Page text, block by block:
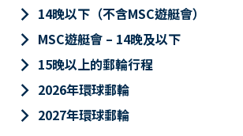
keyboard_arrow_right 14晚以下（不含MSC遊艇會）
keyboard_arrow_right MSC遊艇會 – 14晚及以下
keyboard_arrow_right 15晚以上的郵輪行程
keyboard_arrow_right 2026年環球郵輪
keyboard_arrow_right 2027年環球郵輪